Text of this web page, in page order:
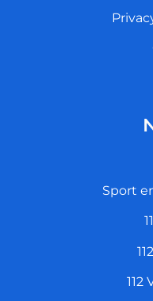
Sport
112